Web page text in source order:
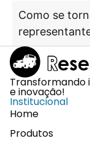
Como se
Transformando
e inovação!
Institucional
Home
Produtos